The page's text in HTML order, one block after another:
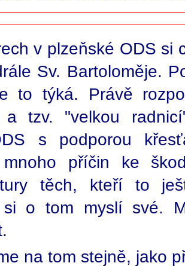
v plzeňské ODS si
Sv. Bartoloměje.
to týká. Právě
a tzv. "velkou
s podporou
mnoho příčin ke
těch, kteří to
si o tom myslí své.
na tom stejně, jako